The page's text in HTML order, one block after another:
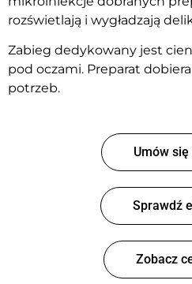
rozświetlają i wygładzają
Zabieg dedykowany jest
pod oczami. Preparat
potrzeb.
Umów
Sprawdź
Zobacz